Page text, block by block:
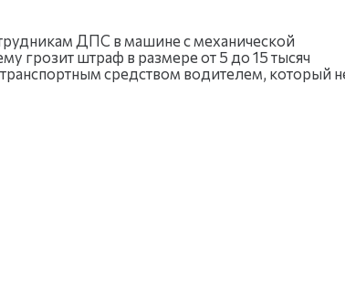
ДПС в машине с механической
грозит штраф в размере от 5 до 15 тысяч
средством водителем, который